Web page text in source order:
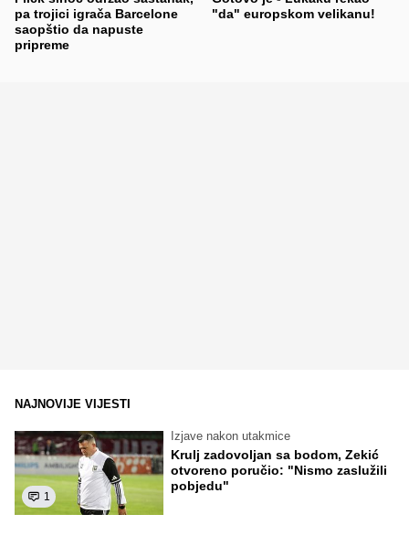
pa trojici igrača Barcelone
saopštio da napuste
pripreme
"da" europskom velikanu!
NAJNOVIJE VIJESTI
1
Izjave nakon utakmice
Krulj zadovoljan sa bodom, Zekić
otvoreno poručio: "Nismo zaslužili
pobjedu"